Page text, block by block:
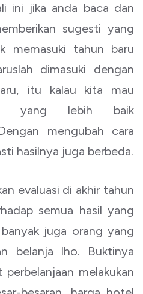
ini jika anda baca dan
sugesti yang
memasuki tahun baru
dimasuki dengan
itu kalau kita mau
yang lebih baik
mengubah cara
hasilnya juga berbeda.
evaluasi di akhir tahun
semua hasil yang
juga orang yang
belanja lho. Buktinya
melakukan